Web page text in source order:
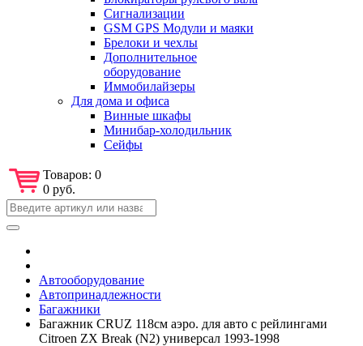
Сигнализации
GSM GPS Модули и маяки
Брелоки и чехлы
Дополнительное
оборудование
Иммобилайзеры
Для дома и офиса
Винные шкафы
Минибар-холодильник
Сейфы
Товаров: 0
0 руб.
Автооборудование
Автопринадлежности
Багажники
Багажник CRUZ 118см аэро. для авто с рейлингами
Citroen ZX Break (N2) универсал 1993-1998